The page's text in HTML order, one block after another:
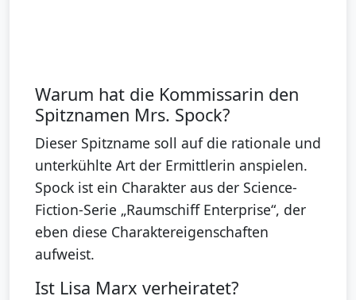
Warum hat die Kommissarin den
Spitznamen Mrs. Spock?
Dieser Spitzname soll auf die rationale und
unterkühlte Art der Ermittlerin anspielen.
Spock ist ein Charakter aus der Science-
Fiction-Serie „Raumschiff Enterprise“, der
eben diese Charaktereigenschaften
aufweist.
Ist Lisa Marx verheiratet?